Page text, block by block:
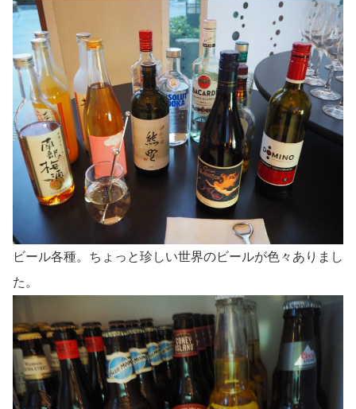
ビール各種。ちょっと珍しい世界のビールが色々ありまし
た。